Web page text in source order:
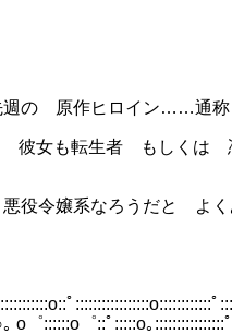
……通称：シャ
くは 憑依系の
だと よくある
ﾟ:::::::::::::::::o::::::::::::ﾟ
o゜::::::o゜::ﾟ:::::o｡